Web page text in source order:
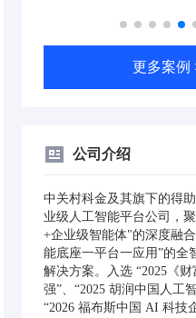
更多案例
公司介绍
中关村科金及其旗下的得
业级人工智能平台公司，
+企业级智能体"的深度融
能底座一平台一应用”的全
解决方案。入选 “2025《
强”、“2025 胡润中国人工
“2026 福布斯中国 AI 科技